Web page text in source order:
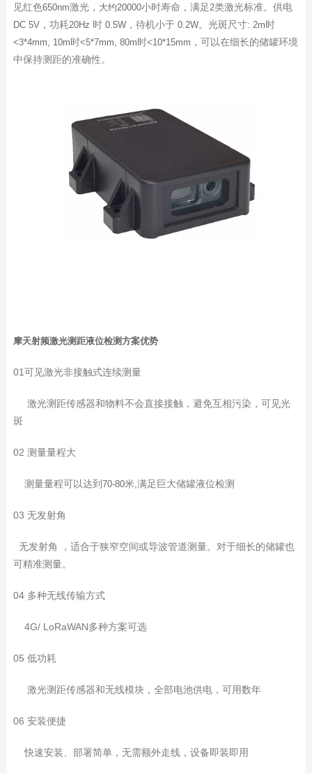
见红色650nm激光， 大约20000小时寿命，满足 2类激光标准。供电
DC 5V，功耗20Hz 时0.5W，待机小于0.2W。光斑尺寸: 2m时
<3*4mm, 10m时<5*7mm, 80m时<10*15mm ，可以在细长的储罐环境
中保持测距的准确性。
摩天射频激光测距液位检测方案优势
01可见激光非接触式连续测量
激光测距传感器和物料不会直接接触，避免互相污染，可见光
斑
02 测量量程大
测量量程可以达到70-80米 满足巨大储罐液位检测
03 无发射角
无发射角
，适合于狭窄空间或导波管道测量。对于细长的储罐也
可精准测量。
04 多种无线传输方式
4G/ LoRaWAN多种方案可选
05 低功耗
激光测距传感器和无线模块，全部电池供电，可用数年
06 安装便捷
快速安装、部署简单，无需额外走线，设备即装即用